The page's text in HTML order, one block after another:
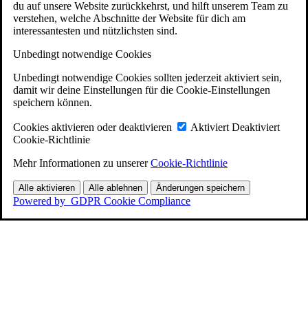
du auf unsere Website zurückkehrst, und hilft unserem Team zu
verstehen, welche Abschnitte der Website für dich am
interessantesten und nützlichsten sind.
Unbedingt notwendige Cookies
Unbedingt notwendige Cookies sollten jederzeit aktiviert sein,
damit wir deine Einstellungen für die Cookie-Einstellungen
speichern können.
Cookies aktivieren oder deaktivieren Aktiviert Deaktiviert
Cookie-Richtlinie
Mehr Informationen zu unsererCookie-Richtlinie
Alle aktivieren Alle ablehnen Änderungen speichern
Powered by GDPR Cookie Compliance